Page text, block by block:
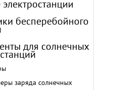
электростанции
бесперебойного
для солнечных
заряда солнечных